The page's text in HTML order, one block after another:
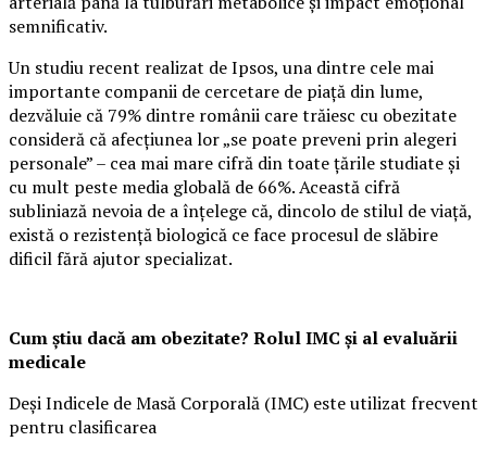
semnificativ.
Un studiu recent realizat de Ipsos, una dintre cele mai
importante companii de cercetare de piață din lume,
dezvăluie că 79% dintre românii care trăiesc cu obezitate
consideră că afecțiunea lor „se poate preveni prin alegeri
personale” – cea mai mare cifră din toate țările studiate și
cu mult peste media globală de 66%. Această cifră
subliniază nevoia de a înțelege că, dincolo de stilul de viață,
există o rezistență biologică ce face procesul de slăbire
dificil fără ajutor specializat.
Cum știu dacă am obezitate? Rolul IMC și al evaluării
medicale
Deși Indicele de Masă Corporală (IMC) este utilizat frecvent
pentru clasificarea